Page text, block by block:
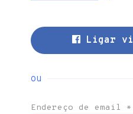
Ligar
ou
Endereço de email *